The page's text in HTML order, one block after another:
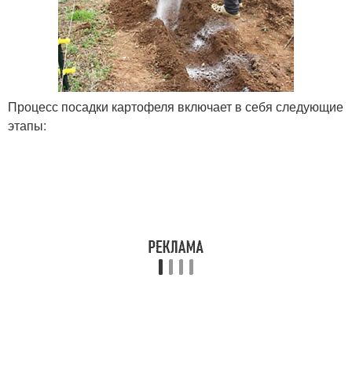
Процесс посадки картофеля включает в себя следующие
этапы: